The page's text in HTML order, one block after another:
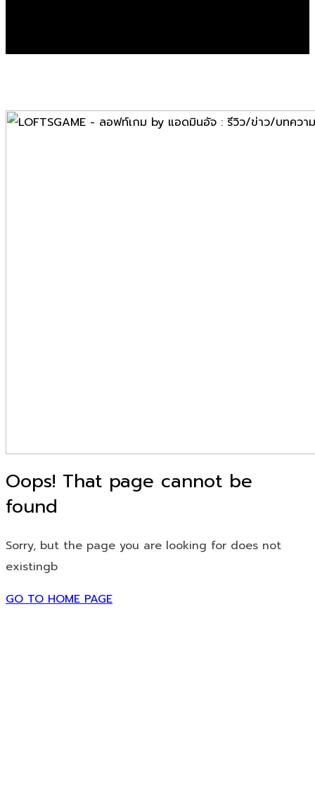
Oops! That page cannot be
found
Sorry, but the page you are looking for does not
existingb
GO TO HOME PAGE